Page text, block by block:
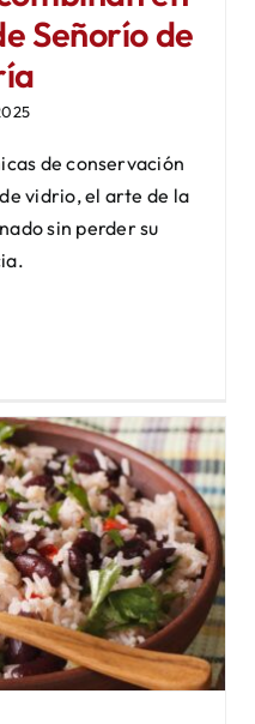
Señorío de
de conservación
vidrio, el arte de la
sin perder su